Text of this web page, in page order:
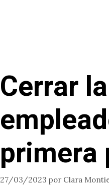
Cerrar
primera
27/03/2023 por Clara